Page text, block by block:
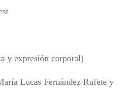
y expresión corporal)
Lucas Fernández Rufete y